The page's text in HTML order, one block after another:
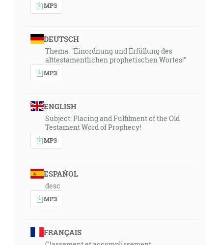
MP3
DEUTSCH
Thema: "Einordnung und Erfüllung des
alttestamentlichen prophetischen Wortes!"
MP3
ENGLISH
Subject: Placing and Fulfilment of the Old
Testament Word of Prophecy!
MP3
ESPAÑOL
desc
MP3
FRANÇAIS